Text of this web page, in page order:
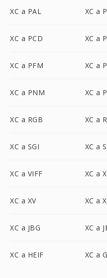
XC a PAL XC a
XC a PCD XC a
XC a PFM XC a
XC a PNM XC a
XC a RGB XC a
XC a SGI XC a
XC a VIFF XC a
XC a XV XC a
XC a JBG XC a
XC a HEIF XC a